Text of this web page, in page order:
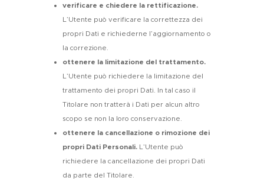
verificare e chiedere la rettificazione.
L’Utente può verificare la correttezza dei
propri Dati e richiederne l’aggiornamento o
la correzione.
ottenere la limitazione del trattamento.
L’Utente può richiedere la limitazione del
trattamento dei propri Dati. In tal caso il
Titolare non tratterà i Dati per alcun altro
scopo se non la loro conservazione.
ottenere la cancellazione o rimozione dei
propri Dati Personali. L’Utente può
richiedere la cancellazione dei propri Dati
da parte del Titolare.